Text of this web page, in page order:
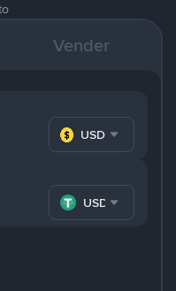
Vender
USD
USDT